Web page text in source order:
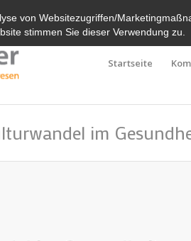
von Websitezugriffen/
stimmen Sie dieser Verwendung zu.
Startseite
im